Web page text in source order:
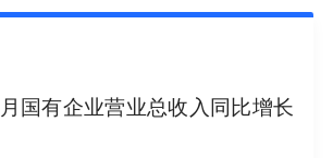
国有企业营业总收入同比增长